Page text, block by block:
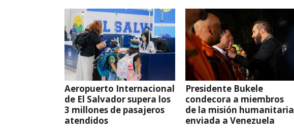
Aeropuerto Internacional
de El Salvador supera los
3 millones de pasajeros
atendidos
Presidente Bukele
condecora a miembros
de la misión humanitaria
enviada a Venezuela